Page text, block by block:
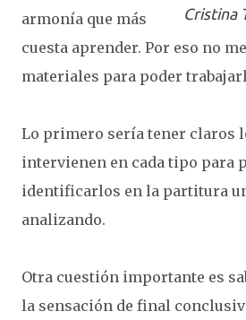
Cristina
armonía que más
cuesta aprender. Por eso no
materiales para poder
Lo primero sería tener claros
intervienen en cada tipo para
identificarlos en la partitura
analizando.
Otra cuestión importante es
la sensación de final